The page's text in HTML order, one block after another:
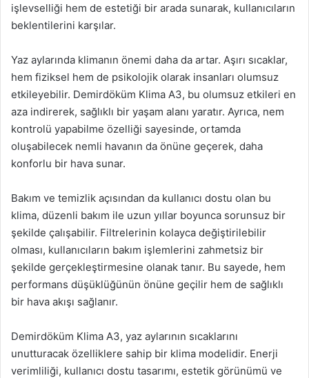
işlevselliği hem de estetiği bir arada sunarak, kullanıcıların
beklentilerini karşılar.
Yaz aylarında klimanın önemi daha da artar. Aşırı sıcaklar,
hem fiziksel hem de psikolojik olarak insanları olumsuz
etkileyebilir. Demirdöküm Klima A3, bu olumsuz etkileri en
aza indirerek, sağlıklı bir yaşam alanı yaratır. Ayrıca, nem
kontrolü yapabilme özelliği sayesinde, ortamda
oluşabilecek nemli havanın da önüne geçerek, daha
konforlu bir hava sunar.
Bakım ve temizlik açısından da kullanıcı dostu olan bu
klima, düzenli bakım ile uzun yıllar boyunca sorunsuz bir
şekilde çalışabilir. Filtrelerinin kolayca değiştirilebilir
olması, kullanıcıların bakım işlemlerini zahmetsiz bir
şekilde gerçekleştirmesine olanak tanır. Bu sayede, hem
performans düşüklüğünün önüne geçilir hem de sağlıklı
bir hava akışı sağlanır.
Demirdöküm Klima A3, yaz aylarının sıcaklarını
unutturacak özelliklere sahip bir klima modelidir. Enerji
verimliliği, kullanıcı dostu tasarımı, estetik görünümü ve